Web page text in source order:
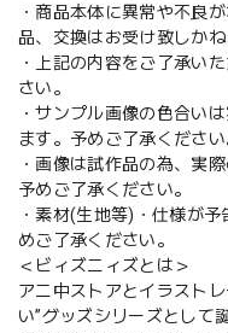
・商品本体に異常や不良
品、交換はお受け致しか
・上記の内容をご了承い
さい。
・サンプル画像の色合い
ます。予めご了承ください
・画像は試作品の為、実
予めご了承ください。
・素材(生地等)・仕様が
めご了承ください。
＜ビィズニィズとは＞
アニ中ストアとイラスト
い”グッズシリーズとして誕